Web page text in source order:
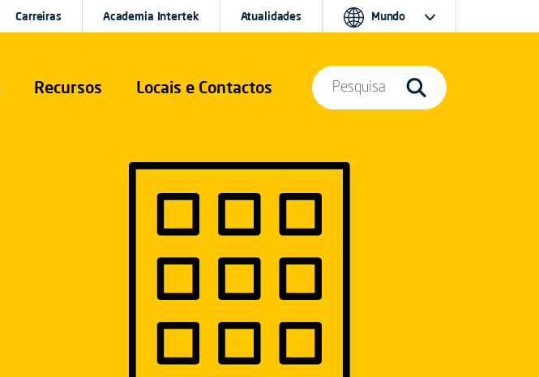
Recursos Locais e Contactos
Carreiras Academia Intertek Atualidades Mundo
Pesquisa